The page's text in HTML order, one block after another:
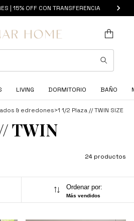
| 15% OFF CON TRANSFERENCIA
LIVING DORMITORIO BAÑO
& edredones>1 1/2 Plaza // TWIN SIZE
TWIN
24 productos
Ordenar por:
Más vendidos